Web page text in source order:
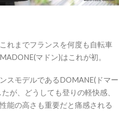
れまでフランスを何度も自転車
マドン)はこれが初。
スモデルであるDOMANE(ドマー
が、どうしても登りの軽快感、
能の高さも重要だと痛感される